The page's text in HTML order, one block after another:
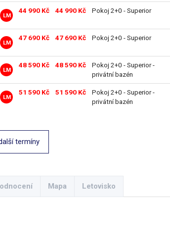
LM
44 990 Kč 44 990 Kč Pokoj 2+0 - Superior
LM
47 690 Kč 47 690 Kč Pokoj 2+0 - Superior
LM
48 590 Kč 48 590 Kč
Pokoj 2+0 - Superior -
privátní bazén
LM
51 590 Kč 51 590 Kč
Pokoj 2+0 - Superior -
privátní bazén
termíny
Mapa Letovisko